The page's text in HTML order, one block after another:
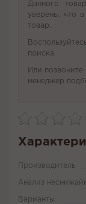
Данного
уверены, что
товар.
поиска.
Или
менеджер
Производитель
Анализ
Варианты